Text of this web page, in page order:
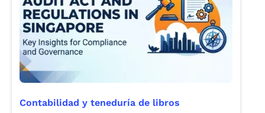
Contabilidad y teneduría de libros